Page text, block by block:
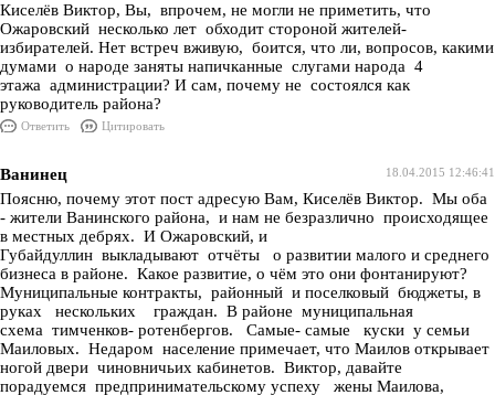
Киселёв Виктор, Вы, впрочем, не могли не приметить, что
Ожаровский несколько лет обходит стороной жителей-
избирателей. Нет встреч вживую, боится, что ли, вопросов, какими
думами о народе заняты напичканные слугами народа 4
этажа администрации? И сам, почему не состоялся как
руководитель района?
Ответить Цитировать
18.04.2015 12:46:41
Ванинец
Поясню, почему этот пост адресую Вам, Киселёв Виктор. Мы оба
- жители Ванинского района, и нам не безразлично происходящее
в местных дебрях. И Ожаровский, и
Губайдуллин выкладывают отчёты о развитии малого и среднего
бизнеса в районе. Какое развитие, о чём это они фонтанируют?
Муниципальные контракты, районный и поселковый бюджеты, в
руках нескольких граждан. В районе муниципальная
схема тимченков- ротенбергов. Самые- самые куски у семьи
Маиловых. Недаром население примечает, что Маилов открывает
ногой двери чиновничьих кабинетов. Виктор, давайте
порадуемся предпринимательскому успеху жены Маилова,